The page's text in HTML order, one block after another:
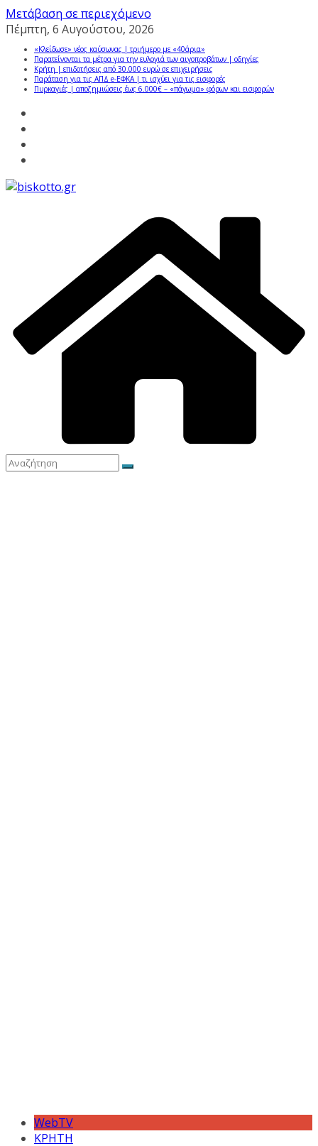
Μετάβαση σε περιεχόμενο
Πέμπτη, 6 Αυγούστου, 2026
«Κλείδωσε» νέος καύσωνας | τριήμερο με «40άρια»
Παρατείνονται τα μέτρα για την ευλογιά των αιγοπροβάτων | οδηγίες
Κρήτη | επιδοτήσεις από 30.000 ευρώ σε επιχειρήσεις
Παράταση για τις ΑΠΔ e-ΕΦΚΑ | τι ισχύει για τις εισφορές
Πυρκαγιές | αποζημιώσεις έως 6.000€ – «πάγωμα» φόρων και εισφορών
WebTV
ΚΡΗΤΗ